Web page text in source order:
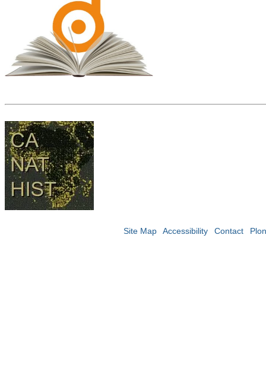
Site Map Accessibility Contact